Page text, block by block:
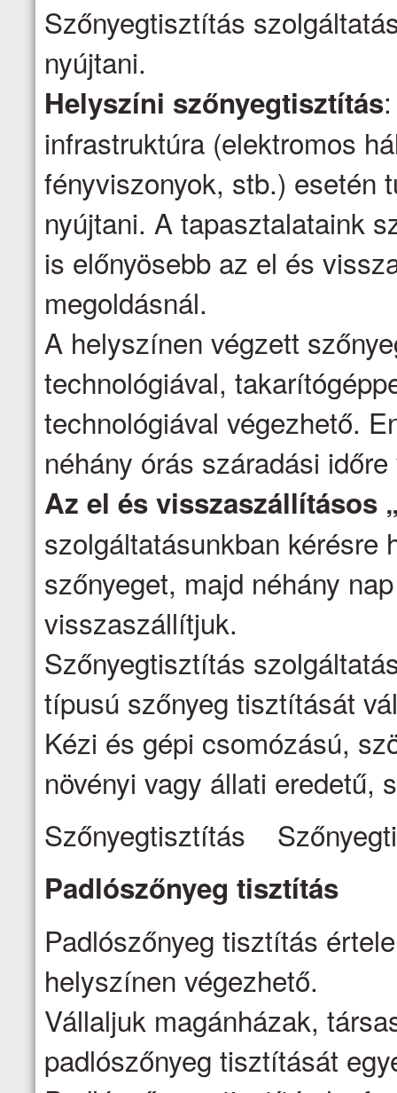
Szőnyegtisztítás
nyújtani.
Helyszíni szőnyegtisztítás
infrastruktúra (elektromos
fényviszonyok, stb.) esetén
nyújtani. A tapasztalataink
is előnyösebb az el és
megoldásnál.
A helyszínen végzett
technológiával,
technológiával végezhető.
néhány órás száradási
Az el és visszaszállításos
szolgáltatásunkban kérésre
szőnyeget, majd néhány
visszaszállítjuk.
Szőnyegtisztítás
típusú szőnyeg tisztítását
Kézi és gépi csomózású,
növényi vagy állati eredetű,
Szőnyegtisztítás
Padlószőnyeg tisztítás
Padlószőnyeg tisztítás
helyszínen végezhető.
Vállaljuk magánházak,
padlószőnyeg tisztítását